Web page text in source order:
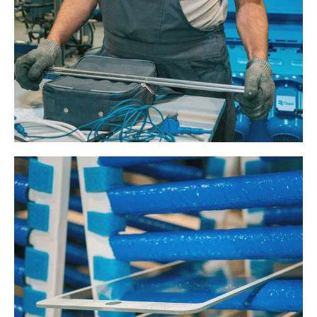
на собственном современном заводе в Тайчжоу, Китай. На
заводе реализованы строгий стандарты контроля качества
и инновационные методы тестирования, что гарантирует
высокую надежность продукции. Производственная
мощность площадки позволяет выпускать 100000 насосов
в год.
→
СИЭНПИ РУС представила новую серию консольных
насосов NM
НОВОСТИ СОК 30 ИЮЛЯ 2026
→
CNP Aikon запускает в России производство установок
повышения давления PBS CHLFT
НОВОСТИ СОК 7 МАЯ 2026
→
В CNP Aikon разработали специальную серию насосов
для реконструкции КНС
НОВОСТИ СОК 2 АПРЕЛЯ 2025
→
Компания «СИЭНПИ РУС» представила новинки
оборудования на Aquaflame by Aquatherm Moscow 2025
НОВОСТИ СОК 14 ФЕВРАЛЯ 2025
→
Современные подходы к производству насосов: опыт